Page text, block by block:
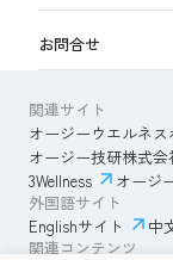
お問合せ
関連サイト
オージーウエルネ
オージー技研株式
3Wellness
オージ
外国語サイト
Englishサイト
中
関連コンテンツ